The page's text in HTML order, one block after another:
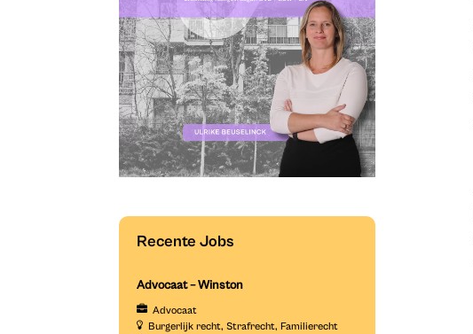
Recente Jobs
Advocaat – Winston
Advocaat
Burgerlijk recht Strafrecht Familierecht